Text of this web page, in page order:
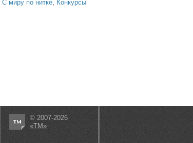
С миру по нитке, Конкурсы
© 2007-2026
«ТМ»